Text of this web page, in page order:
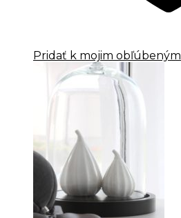
Pridať k mojim obľúbeným